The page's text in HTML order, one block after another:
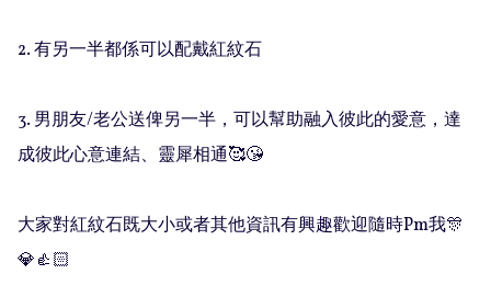
2. 有另一半都係可以配戴紅紋石
3. 男朋友/老公送俾另一半，可以幫助融入彼此的愛意，達
成彼此心意連結、靈犀相通🥰😘
大家對紅紋石既大小或者其他資訊有興趣歡迎隨時Pm我🎊
💎👍🏻